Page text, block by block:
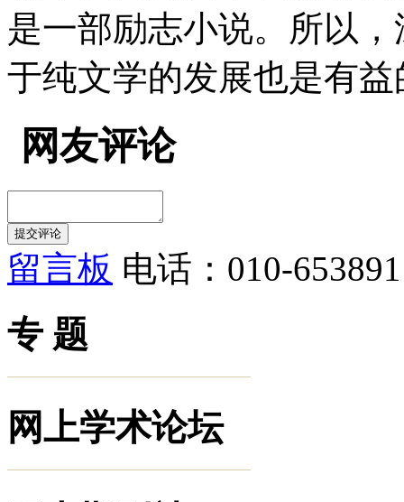
是一部励志小说。所以
于纯文学的发展也是有益
网友评论
留言板 电话：010-
专 题
网上学术论坛